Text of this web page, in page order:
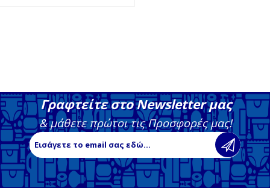
Γραφτείτε στο Newsletter μας
& μάθετε πρώτοι τις Προσφορές μας!